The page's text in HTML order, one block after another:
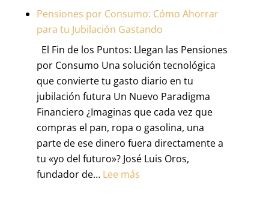
Herramienta
(y
no
solo
trámite)
Esenciales
La
Guía
Definitiva
para
Proteger
tu
Negocio
y
Pensiones por Consumo: Cómo Ahorrar
para tu Jubilación Gastando
El Fin de los Puntos: Llegan las Pensiones
por Consumo Una solución tecnológica
que convierte tu gasto diario en tu
jubilación futura Un Nuevo Paradigma
Financiero ¿Imaginas que cada vez que
compras el pan, ropa o gasolina, una
parte de ese dinero fuera directamente a
tu «yo del futuro»? José Luis Oros,
fundador de… Lee más: